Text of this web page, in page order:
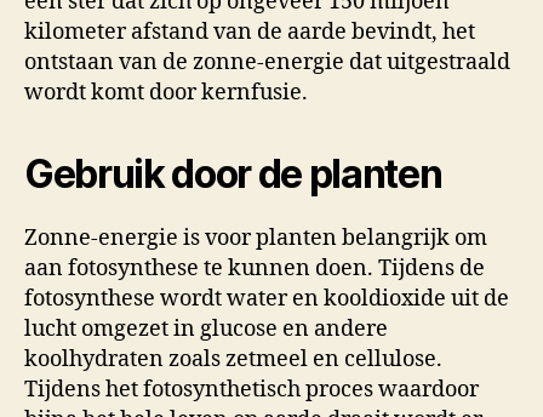
kilometer afstand van de aarde bevindt, het
ontstaan van de zonne-energie dat uitgestraald
wordt komt door kernfusie.
Gebruik door de planten
Zonne-energie is voor planten belangrijk om
aan fotosynthese te kunnen doen. Tijdens de
fotosynthese wordt water en kooldioxide uit de
lucht omgezet in glucose en andere
koolhydraten zoals zetmeel en cellulose.
Tijdens het fotosynthetisch proces waardoor